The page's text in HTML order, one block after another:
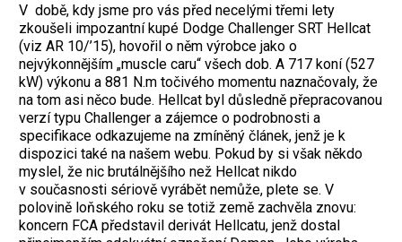
V době, kdy jsme pro vás před necelými třemi lety
zkoušeli impozantní kupé Dodge Challenger SRT Hellcat
(viz AR 10/’15), hovořil o něm výrobce jako o
nejvýkonnějším „muscle caru“ všech dob. A 717 koní (527
kW) výkonu a 881 N.m točivého momentu naznačovaly, že
na tom asi něco bude. Hellcat byl důsledně přepracovanou
verzí typu Challenger a zájemce o podrobnosti a
specifikace odkazujeme na zmíněný článek, jenž je k
dispozici také na našem webu. Pokud by si však někdo
myslel, že nic brutálnějšího než Hellcat nikdo
v současnosti sériově vyrábět nemůže, plete se. V
polovině loňského roku se totiž země zachvěla znovu:
koncern FCA představil derivát Hellcatu, jenž dostal